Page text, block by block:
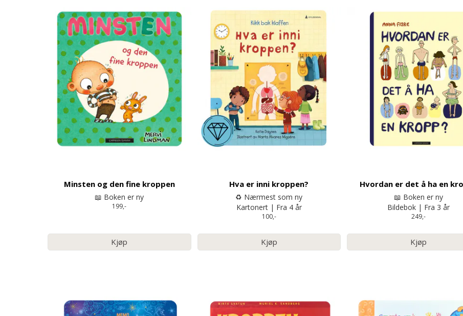
Minsten og den fine kroppen
📖 Boken er ny
199,-
Kjøp
Hva er inni kroppen?
♻️ Nærmest som ny
Kartonert | Fra 4 år
100,-
Kjøp
Hvordan er det å ha en
📖 Boken er ny
Bildebok | Fra 3 år
249,-
Kjøp